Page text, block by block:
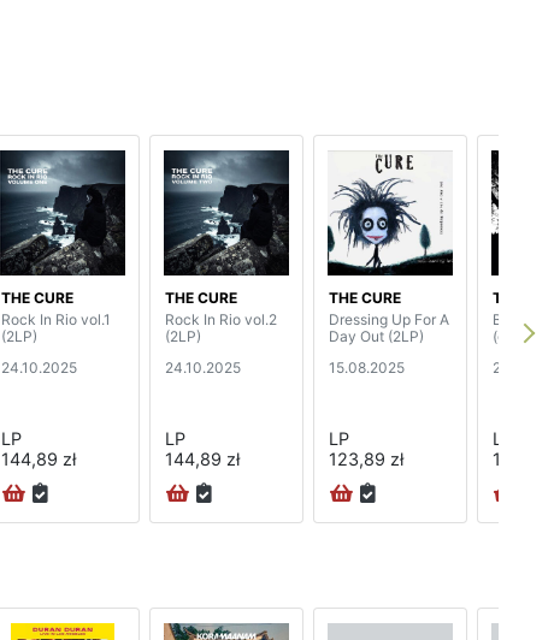
THE CURE
Rock In Rio vol.1
(2LP)
24.10.2025
LP
144,89 zł
THE CURE
Rock In Rio vol.2
(2LP)
24.10.2025
LP
144,89 zł
THE CURE
Dressing Up For A
Day Out (2LP)
15.08.2025
LP
123,89 zł
THE
Black
(grey
LP
144,89